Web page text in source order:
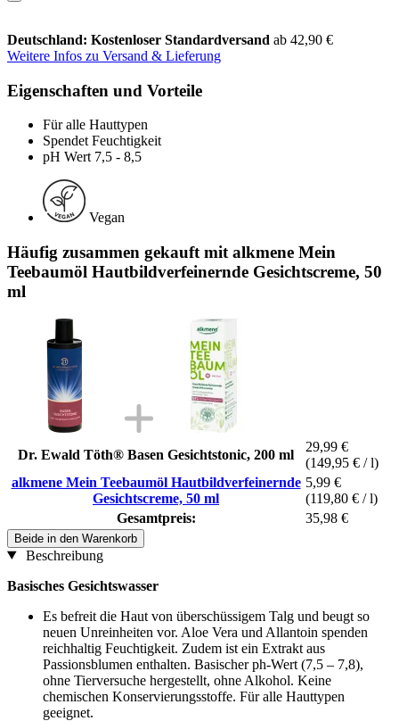
Deutschland: Kostenloser Standardversand ab 42,90 €
Weitere Infos zu Versand & Lieferung
Eigenschaften und Vorteile
Für alle Hauttypen
Spendet Feuchtigkeit
pH Wert 7,5 - 8,5
Vegan
Häufig zusammen gekauft mit alkmene Mein
Teebaumöl Hautbildverfeinernde Gesichtscreme, 50
ml
Dr. Ewald Töth® Basen Gesichtstonic, 200 ml
29,99 €
(149,95 € / l)
alkmene Mein Teebaumöl Hautbildverfeinernde
Gesichtscreme, 50 ml
5,99 €
(119,80 € / l)
Gesamtpreis:
35,98 €
Beide in den Warenkorb
Beschreibung
Basisches Gesichtswasser
Es befreit die Haut von überschüssigem Talg und beugt so
neuen Unreinheiten vor. Aloe Vera und Allantoin spenden
reichhaltig Feuchtigkeit. Zudem ist ein Extrakt aus
Passionsblumen enthalten. Basischer ph-Wert (7,5 – 7,8),
ohne Tierversuche hergestellt, ohne Alkohol. Keine
chemischen Konservierungsstoffe. Für alle Hauttypen
geeignet.